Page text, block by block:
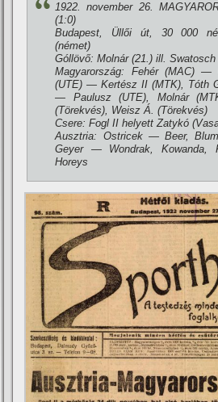
1922. november 26.
(1:0)
Budapest, Üllői út, 30 000
(német)
Góllövő: Molnár (21.) ill.
Magyarország: Fehér (MAC)
(UTE) — Kertész II (MTK), Tóth
— Paulusz (UTE), Molnár
(Törekvés), Weisz Á. (Törekvés)
Csere: Fogl II helyett Zatykó
Ausztria: Ostricek — Beer,
Geyer — Wondrak, Kowanda,
Horeys